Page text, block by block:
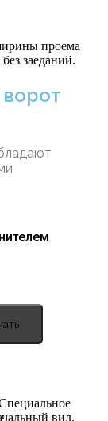
проема
заеданий.
вид.